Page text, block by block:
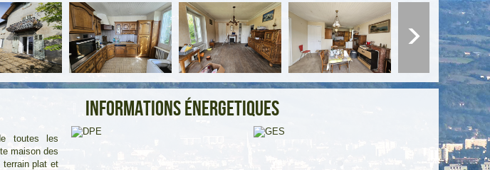
Type de chauffage : Radiateur
Format de chauffage :Individuel
Terrasse : OUI
Nombre de garage :1
Exposition :SUD-EST
Année de construction :1930
Terrain piscinable :OUI
Terrain arboré :
Distribution d'eau :
Energie d'eau :
toutes les
maison des
terrain plat et
Informations énergetiques